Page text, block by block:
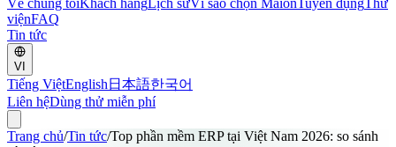
Về chúng tôiKhách hàngLịch sửVì sao chọn MaionTuyển dụngThư
việnFAQ
Tin tức
VI
Tiếng ViệtEnglish 日本語한국어
Liên hệDùng thử miễn phí
Trang chủ/Tin tức/Top phần mềm ERP tại Việt Nam 2026: so sánh